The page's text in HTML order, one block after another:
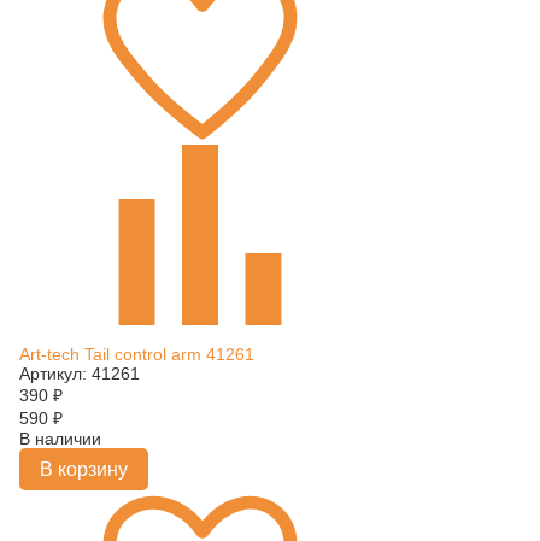
Art-tech Tail control arm 41261
Артикул: 41261
390 ₽
590 ₽
В наличии
В корзину